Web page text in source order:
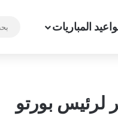
المباريات
لرئيس بورتو